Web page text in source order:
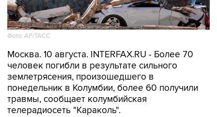
Фото: АР/ТАСС
Москва. 10 августа. INTERFAX.RU - Более 70
человек погибли в результате сильного
землетрясения, произошедшего в
понедельник в Колумбии, более 60 получили
травмы, сообщает колумбийская
телерадиосеть "Караколь".